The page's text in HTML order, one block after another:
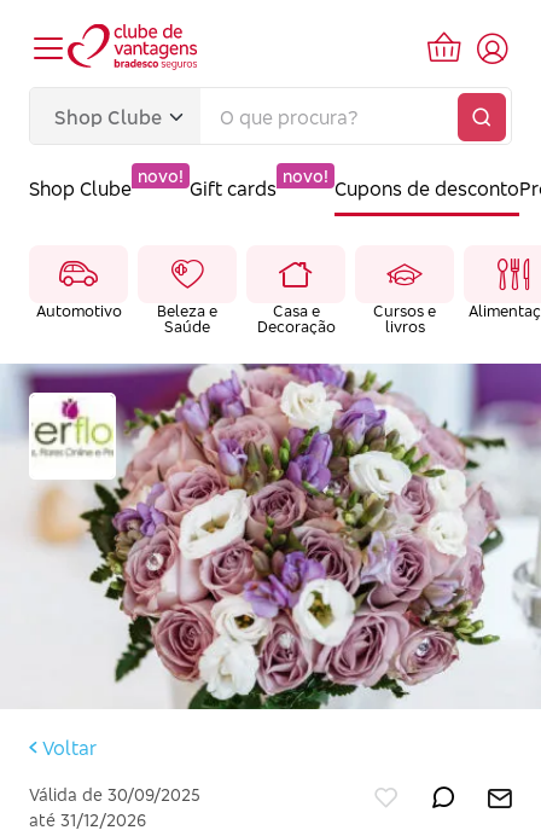
Shop Clube
novo!
Gift cards
novo!
Cupons de desconto
Automotivo
Beleza e
Saúde
Casa e
Decoração
Cursos e
livros
Voltar
Válida de 30/09/2025
até 31/12/2026